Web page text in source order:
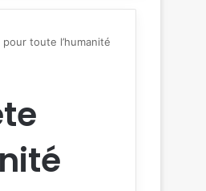
toute l’humanité